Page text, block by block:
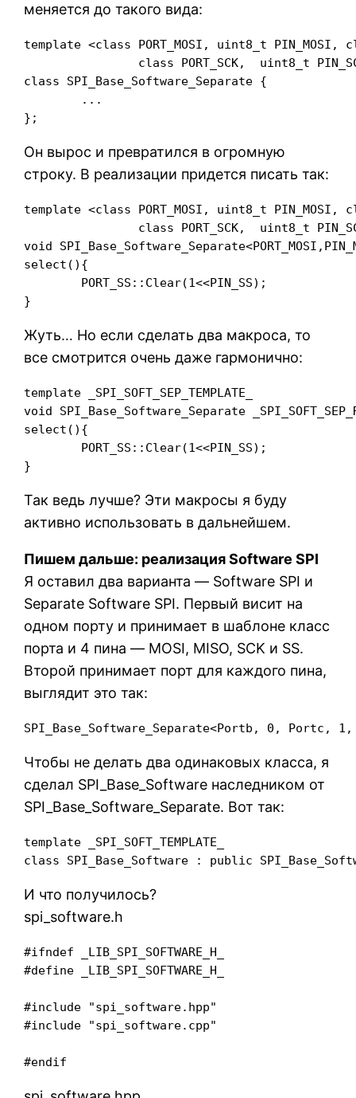
меняется до такого вида:
template <class PORT_MOSI, uint8_t PIN_MOSI,
class SPI_Base_Software_Separate {
};
Он вырос и превратился в огромную
строку. В реализации придется писать так:
template <class PORT_MOSI, uint8_t PIN_MOSI,
void
select(){
}
Жуть… Но если сделать два макроса, то
все смотрится очень даже гармонично:
template _SPI_SOFT_SEP_TEMPLATE_
void SPI_Base_Software_Separate
select(){
}
Так ведь лучше? Эти макросы я буду
активно использовать в дальнейшем.
Пишем дальше: реализация Software SPI
Я оставил два варианта — Software SPI и
Separate Software SPI. Первый висит на
одном порту и принимает в шаблоне класс
порта и 4 пина — MOSI, MISO, SCK и SS.
Второй принимает порт для каждого пина,
выглядит это так:
SPI_Base_Software_Separate<Portb, 0,
Чтобы не делать два одинаковых класса, я
сделал SPI_Base_Software наследником от
SPI_Base_Software_Separate. Вот так:
template _SPI_SOFT_TEMPLATE_
И что получилось?
spi_software.h
#ifndef _LIB_SPI_SOFTWARE_H_
#define _LIB_SPI_SOFTWARE_H_
#include "spi_software.hpp"
#include "spi_software.cpp"
#endif